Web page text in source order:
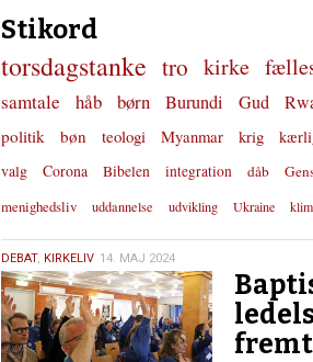
Stikord
torsdagstanke tro kirke
samtale håb børn Burundi Gud
politik
bøn teologi Myanmar krig
valg
Corona Bibelen integration dåb
menighedsliv
uddannelse udvikling Ukraine
14.
maj
2024
DEBAT, KIRKELIV 14. MAJ 2024